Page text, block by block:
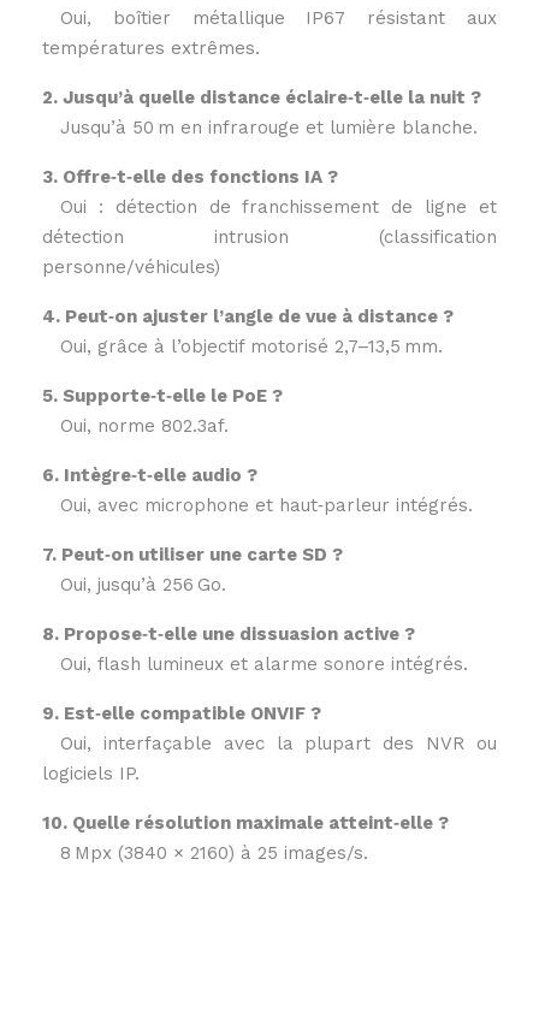
Oui, boîtier métallique IP67 résistant aux
températures extrêmes.
2. Jusqu’à quelle distance éclaire‑t‑elle la nuit ?
Jusqu’à 50 m en infrarouge et lumière blanche.
3. Offre‑t‑elle des fonctions IA ?
Oui : détection de franchissement de ligne et
détection intrusion (classification
personne/véhicules)
4. Peut‑on ajuster l’angle de vue à distance ?
Oui, grâce à l’objectif motorisé 2,7–13,5 mm.
5. Supporte‑t‑elle le PoE ?
Oui, norme 802.3af.
6. Intègre‑t‑elle audio ?
Oui, avec microphone et haut‑parleur intégrés.
7. Peut‑on utiliser une carte SD ?
Oui, jusqu’à 256 Go.
8. Propose‑t‑elle une dissuasion active ?
Oui, flash lumineux et alarme sonore intégrés.
9. Est‑elle compatible ONVIF ?
Oui, interfaçable avec la plupart des NVR ou
logiciels IP.
10. Quelle résolution maximale atteint‑elle ?
8 Mpx (3840 × 2160) à 25 images/s.